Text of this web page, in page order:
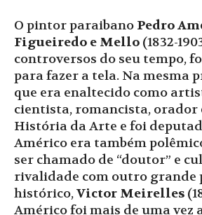
O pintor paraibano Pedro
Figueiredo e Mello (1832-
controversos do seu tempo,
para fazer a tela. Na mesma
que era enaltecido como
cientista, romancista, orador
História da Arte e foi
Américo era também
ser chamado de “doutor” e
rivalidade com outro grande
histórico,Victor Meirelles
Américo foi mais de uma vez